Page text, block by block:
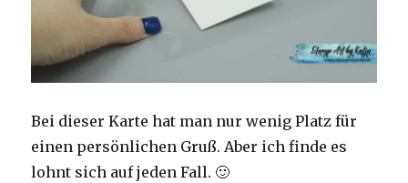
Bei dieser Karte hat man nur wenig Platz für
einen persönlichen Gruß. Aber ich finde es
lohnt sich auf jeden Fall. 🙂